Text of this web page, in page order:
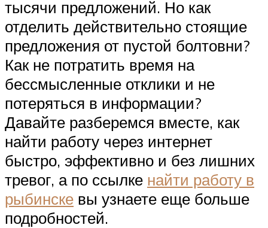
тысячи предложений. Но как
отделить действительно стоящие
предложения от пустой болтовни?
Как не потратить время на
бессмысленные отклики и не
потеряться в информации?
Давайте разберемся вместе, как
найти работу через интернет
быстро, эффективно и без лишних
тревог, а по ссылке найти работу в
рыбинске вы узнаете еще больше
подробностей.